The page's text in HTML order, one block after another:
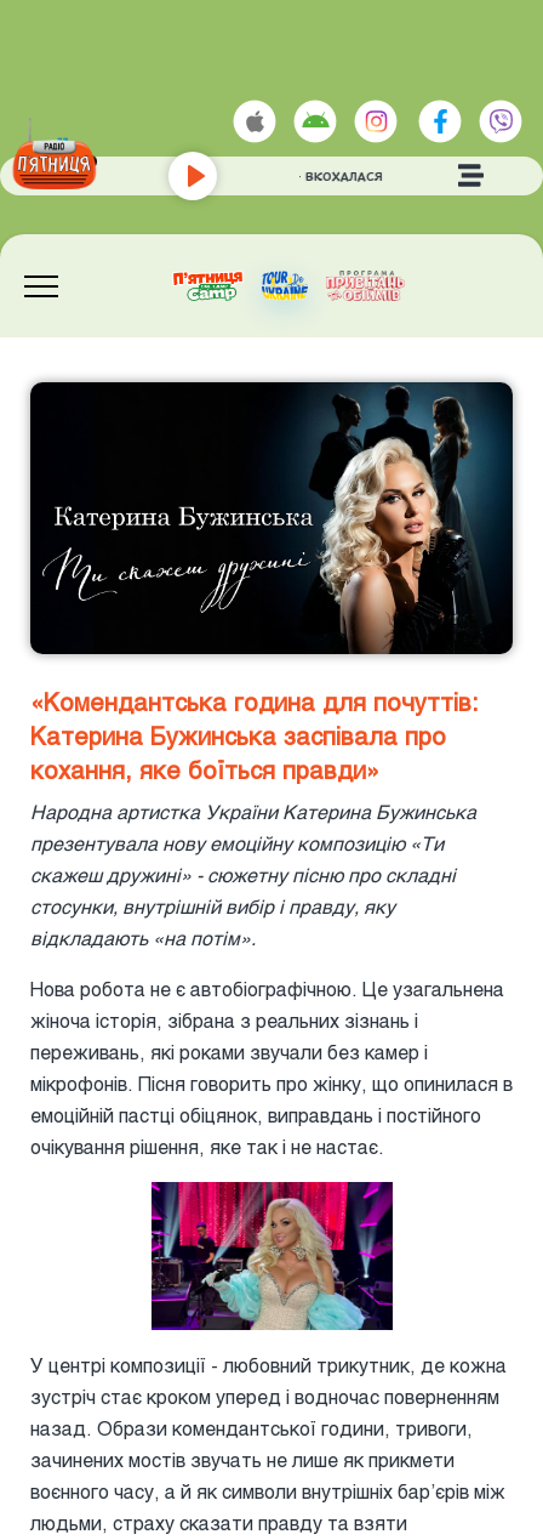
Play
- ВКОХАЛАСЯ
«Комендантська година для почуттів:
Катерина Бужинська заспівала про
кохання, яке боїться правди»
Народна артистка України Катерина Бужинська
презентувала нову емоційну композицію «Ти
скажеш дружині» - сюжетну пісню про складні
стосунки, внутрішній вибір і правду, яку
відкладають «на потім».
Нова робота не є автобіографічною. Це узагальнена
жіноча історія, зібрана з реальних зізнань і
переживань, які роками звучали без камер і
мікрофонів. Пісня говорить про жінку, що опинилася в
емоційній пастці обіцянок, виправдань і постійного
очікування рішення, яке так і не настає.
У центрі композиції - любовний трикутник, де кожна
зустріч стає кроком уперед і водночас поверненням
назад. Образи комендантської години, тривоги,
зачинених мостів звучать не лише як прикмети
воєнного часу, а й як символи внутрішніх бар’єрів між
людьми, страху сказати правду та взяти